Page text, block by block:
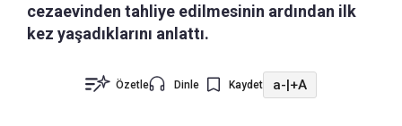
cezaevinden tahliye edilmesinin ardından ilk
kez yaşadıklarını anlattı.
Özetle Dinle Kaydet a-|+A